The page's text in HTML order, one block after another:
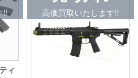
!!
ィ
高価買取いたします!!